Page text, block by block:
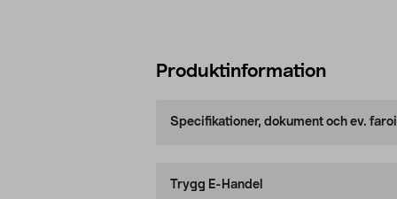
Produktinformation
Specifikationer, dokument och ev.
Trygg E-Handel